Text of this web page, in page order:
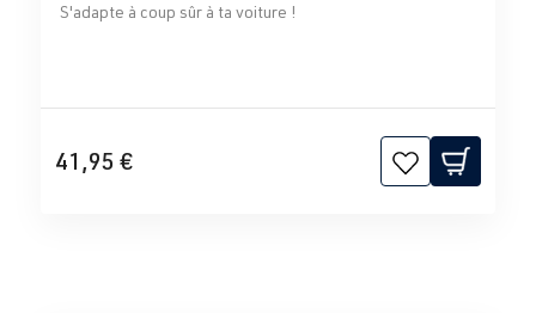
S'adapte à coup sûr à ta voiture !
41,95 €